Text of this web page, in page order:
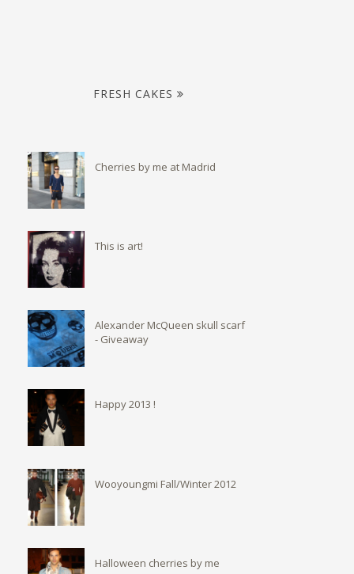
FRESH CAKES
Cherries by me at Madrid
This is art!
Alexander McQueen skull scarf
- Giveaway
Happy 2013 !
Wooyoungmi Fall/Winter 2012
Halloween cherries by me